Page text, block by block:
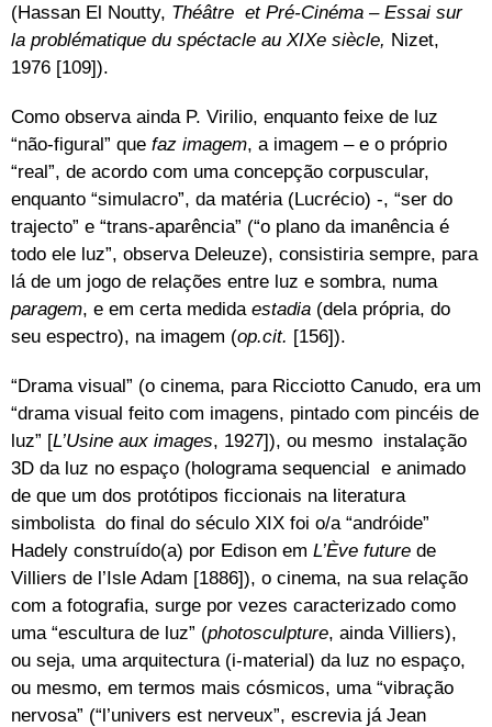
(Hassan El Noutty, Théâtre et Pré-Cinéma – Essai sur
la problématique du spéctacle au XIXe siècle, Nizet,
1976 [109]).
Como observa ainda P. Virilio, enquanto feixe de luz
“não-figural” que faz imagem, a imagem – e o próprio
“real”, de acordo com uma concepção corpuscular,
enquanto “simulacro”, da matéria (Lucrécio) -, “ser do
trajecto” e “trans-aparência” (“o plano da imanência é
todo ele luz”, observa Deleuze), consistiria sempre, para
lá de um jogo de relações entre luz e sombra, numa
paragem, e em certa medida estadia (dela própria, do
seu espectro), na imagem (op.cit. [156]).
“Drama visual” (o cinema, para Ricciotto Canudo, era um
“drama visual feito com imagens, pintado com pincéis de
luz” [L’Usine aux images, 1927]), ou mesmo instalação
3D da luz no espaço (holograma sequencial e animado
de que um dos protótipos ficcionais na literatura
simbolista do final do século XIX foi o/a “andróide”
Hadely construído(a) por Edison em L’Ève future de
Villiers de l’Isle Adam [1886]), o cinema, na sua relação
com a fotografia, surge por vezes caracterizado como
uma “escultura de luz” (photosculpture, ainda Villiers),
ou seja, uma arquitectura (i-material) da luz no espaço,
ou mesmo, em termos mais cósmicos, uma “vibração
nervosa” (“l’univers est nerveux”, escrevia já Jean